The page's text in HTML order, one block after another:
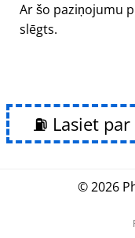
Ar šo paziņojumu
slēgts.
⛽ Lasiet par
© 2026